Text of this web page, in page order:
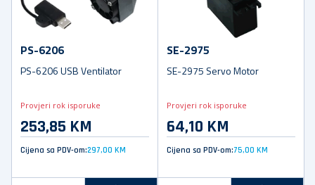
PS-6206
PS-6206 USB Ventilator
Provjeri rok isporuke
253,85 KM
Cijena sa PDV-om:297,00 KM
SE-2975
SE-2975 Servo Motor
Provjeri rok isporuke
64,10 KM
Cijena sa PDV-om:75,00 KM